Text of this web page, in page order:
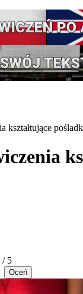
kształtujące
/ 5